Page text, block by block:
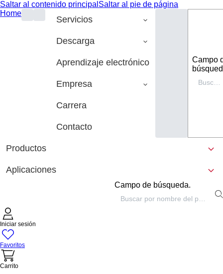
Saltar al contenido principal Saltar al pie de página
Home
Servicios
Descarga
Aprendizaje electrónico
Empresa
Carrera
Contacto
Campo
Productos
Aplicaciones
Campo de búsqueda.
Iniciar sesión
Favoritos
Carrito